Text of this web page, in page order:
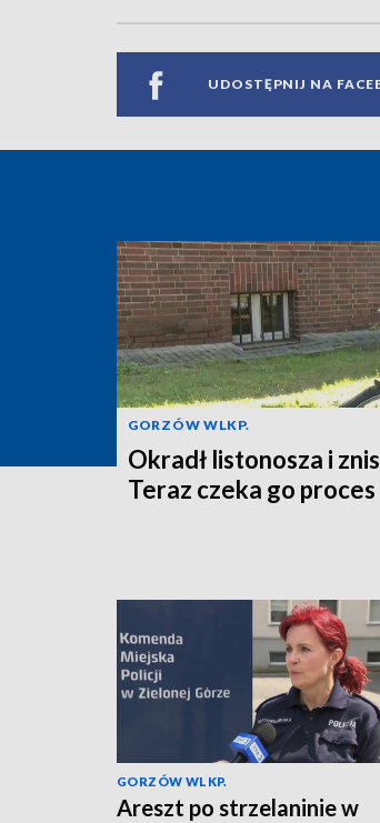
UDOSTĘPNIJ NA
GORZÓW WLKP.
Okradł listonosza i
Teraz czeka go proces
GORZÓW WLKP.
Areszt po strzelaninie w